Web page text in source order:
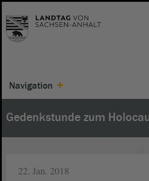
Navigation
Gedenkstunde zum
22. Jan. 2018